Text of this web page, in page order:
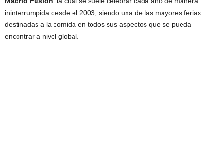
ininterrumpida desde el 2003, siendo una de las mayores ferias
destinadas a la comida en todos sus aspectos que se pueda
encontrar a nivel global.